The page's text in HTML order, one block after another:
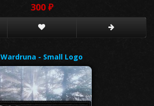
300 ₽
Wardruna - Small Logo